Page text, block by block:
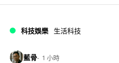
科技娛樂 生活科技
藍骨 1 小時